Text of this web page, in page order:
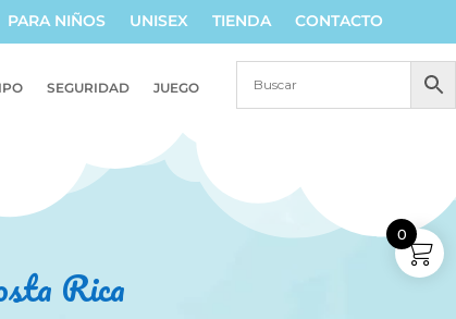
PARA NIÑOS UNISEX TIENDA CONTACTO
SEGURIDAD JUEGO
Rica
0